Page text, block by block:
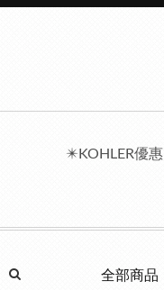
✴️KOHLER優惠
全部商品